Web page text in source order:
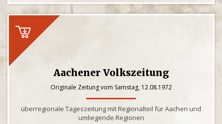
Aachener Volkszeitung
Originale Zeitung vom Samstag, 12.08.1972
überregionale Tageszeitung mit Regionalteil für Aachen und
umliegende Regionen